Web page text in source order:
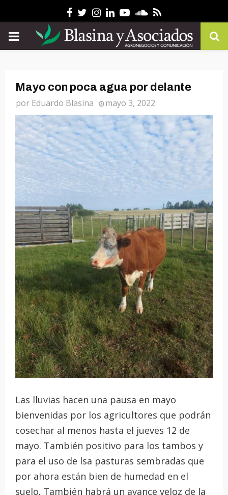
Facebook
Twitter
Instagram
Linkedin
YoutubeSoundcloud
Rss
PRIMARY
Mayo con poca agua por delante
por Eduardo Blasina mayo 3, 2022
Las lluvias hacen una pausa en mayo
bienvenidas por los agricultores que podrán
cosechar al menos hasta el jueves 12 de
mayo. También positivo para los tambos y
para el uso de lsa pasturas sembradas que
por ahora están bien de humedad en el
suelo. También habrá un avance veloz de la